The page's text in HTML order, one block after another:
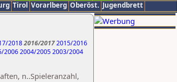
Tirol Vorarlberg Oberöst. Jugendbrett
20182016/20172015/2016
20062004/20052003/2004
n..Spieleranzahl,